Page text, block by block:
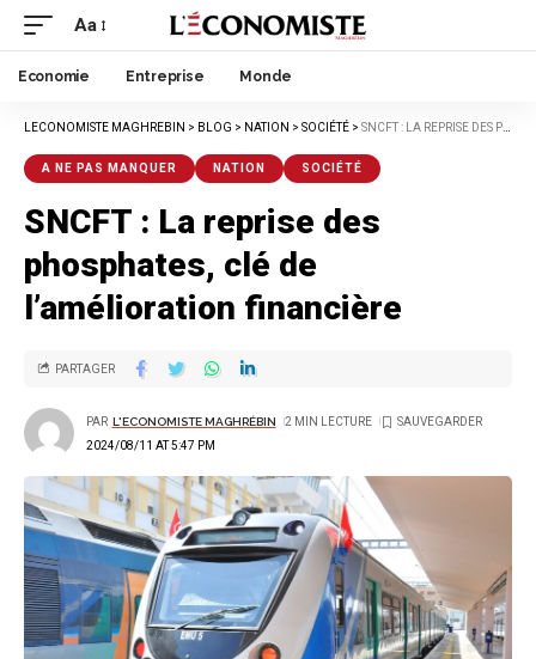
Aa
Economie Entreprise Monde
LECONOMISTE MAGHREBIN > BLOG > NATION > SOCIÉTÉ > SNCFT : LA REPRISE DES PHOSPHATES, CLÉ DE L’AMÉLIORATION FINANCIÈRE
A NE PAS MANQUER NATION SOCIÉTÉ
SNCFT : La reprise des
phosphates, clé de
l’amélioration financière
2024/08/11 AT 5:47 PM
PAR L'ECONOMISTE MAGHRÉBIN 2 MIN LECTURE
PARTAGER